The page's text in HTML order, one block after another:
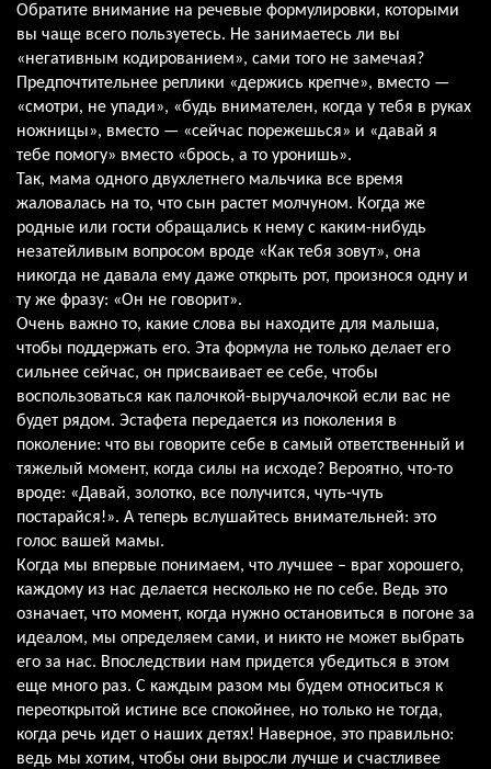
Обратите внимание на речевые формулировки, которыми
вы чаще всего пользуетесь. Не занимаетесь ли вы
«негативным кодированием», сами того не замечая?
Предпочтительнее реплики «держись крепче», вместо —
«смотри, не упади», «будь внимателен, когда у тебя в руках
ножницы», вместо — «сейчас порежешься» и «давай я
тебе помогу» вместо «брось, а то уронишь».
Так, мама одного двухлетнего мальчика все время
жаловалась на то, что сын растет молчуном. Когда же
родные или гости обращались к нему с каким-нибудь
незатейливым вопросом вроде «Как тебя зовут», она
никогда не давала ему даже открыть рот, произнося одну и
ту же фразу: «Он не говорит».
Очень важно то, какие слова вы находите для малыша,
чтобы поддержать его. Эта формула не только делает его
сильнее сейчас, он присваивает ее себе, чтобы
воспользоваться как палочкой-выручалочкой если вас не
будет рядом. Эстафета передается из поколения в
поколение: что вы говорите себе в самый ответственный и
тяжелый момент, когда силы на исходе? Вероятно, что-то
вроде: «Давай, золотко, все получится, чуть-чуть
постарайся!». А теперь вслушайтесь внимательней: это
голос вашей мамы.
Когда мы впервые понимаем, что лучшее – враг хорошего,
каждому из нас делается несколько не по себе. Ведь это
означает, что момент, когда нужно остановиться в погоне за
идеалом, мы определяем сами, и никто не может выбрать
его за нас. Впоследствии нам придется убедиться в этом
еще много раз. С каждым разом мы будем относиться к
переоткрытой истине все спокойнее, но только не тогда,
когда речь идет о наших детях! Наверное, это правильно:
ведь мы хотим, чтобы они выросли лучше и счастливее